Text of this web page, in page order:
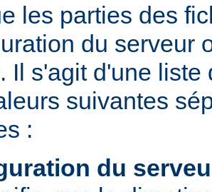
les parties des
du serveur
Il s'agit d'une liste
suivantes
:
du